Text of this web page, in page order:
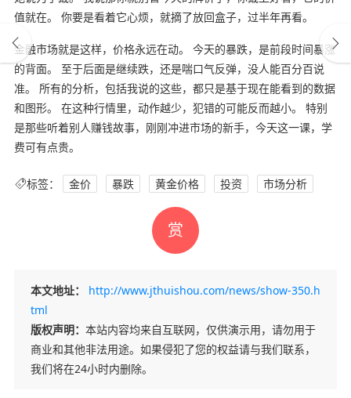
值就在。 你要是看着它心烦，就摘了放回盒子，过半年再看。
金融市场就是这样，价格永远在动。 今天的暴跌，是前段时间暴涨
的背面。 至于后面是继续跌，还是喘口气反弹，没人能百分百说
准。 所有的分析，包括我说的这些，都只是基于现在能看到的数据
和图形。 在这种行情里，动作越少，犯错的可能反而越小。 特别
是那些听着别人赚钱故事，刚刚冲进市场的新手，今天这一课，学
费可有点贵。
标签： 金价 暴跌 黄金价格 投资 市场分析
赏
本文地址：
http://www.jthuishou.com/news/show-350.h
tml
版权声明： 本站内容均来自互联网，仅供演示用，请勿用于
商业和其他非法用途。如果侵犯了您的权益请与我们联系，
我们将在24小时内删除。